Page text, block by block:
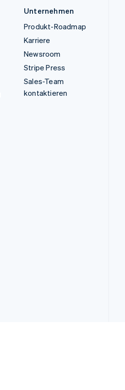
Unternehmen
Produkt-Roadmap
Karriere
Newsroom
Stripe Press
Sales-Team
kontaktieren